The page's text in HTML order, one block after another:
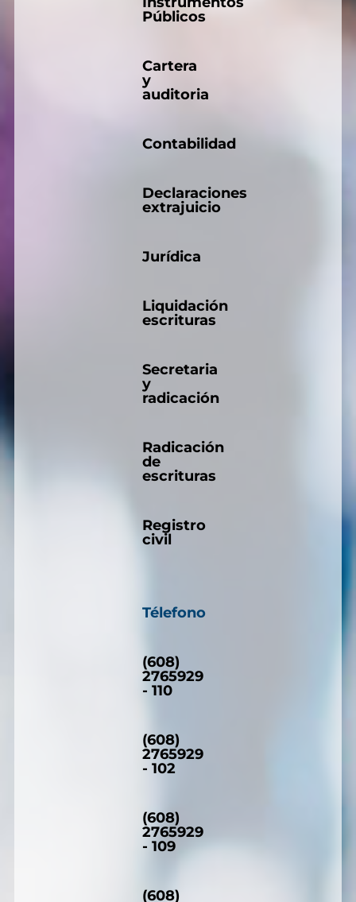
Públicos
Cartera
y
auditoria
Contabilidad
Declaraciones
extrajuicio
Jurídica
Liquidación
escrituras
Secretaria
y
radicación
Radicación
de
escrituras
Registro
civil
Télefono
(608)
2765929
- 110
(608)
2765929
- 102
(608)
2765929
- 109
(608)